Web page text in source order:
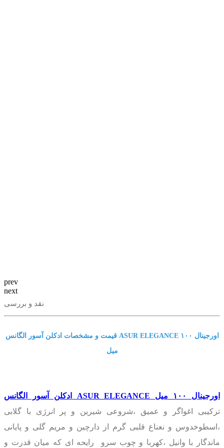
prev
next
نقد و بررسی
قیمت و مشخصات ادکلن آسور الگانس ASUR ELEGANCE اورجینال ١٠٠
میل
ادکلن آسور الگانس ASUR ELEGANCE اورجینال ١٠٠ میل
ترکیبی اغواگر و عمیق ،شروعی شیرین و پر انرژی با گلابی
،اسطوخدوس و نعناع قلبی گرم از دارچین و مریم گلی و پایانی
ماندگار با وانیل ،کهربا و چوب سرو رایحه ای که میان قدرت و